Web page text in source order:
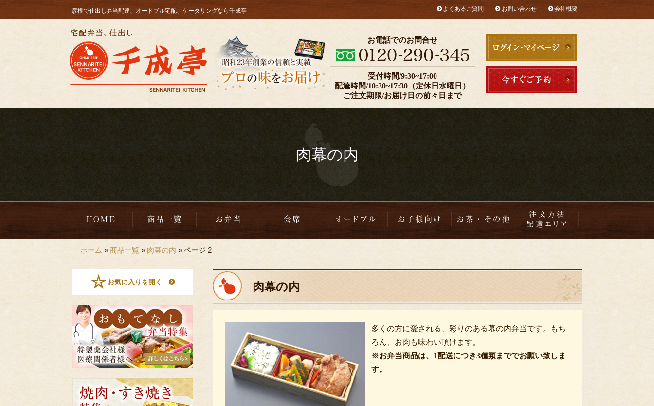
コ
彦根で仕出し弁当配達、オードブル宅配、ケータリングなら千成亭 よくあるご質問 お問い合わせ 会社概要
お電話でのお問合せ
受付時間/9:30~17:00
配達時間/10:30~17:30（定休日水曜日）
ご注文期限/お届け日の前々日まで
肉幕の内
HOME 皿盛り・オードブル お子様メニュー お茶・その他 注文方法・配達エリア
ホーム » 商品一覧 » 肉幕の内 » ページ 2
肉幕の内
多くの方に愛される、彩りのある幕の内弁当です。もち
ろん、お肉も味わい頂けます。
※お弁当商品は、1配送につき3種類まででお願い致しま
す。
お気に入りを開く
お
も
て
な
し
弁
当
特
焼
肉・